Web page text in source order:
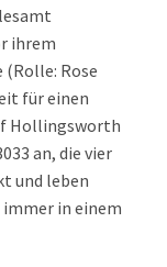
ihrem
Rose
für einen
Hollingsworth
an, die vier
und leben
in einem